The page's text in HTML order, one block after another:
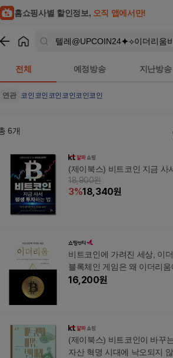
홈쇼핑사별 할인정보, 오직 앱에서만!
전체 예정방송 지난방송
연관 코인코인 코인 코인코인코인
6개
(제이북스) 비트코인 지금 사
18,900원
3%18,340원
비트코인에 가려진 세상, 이
블록체인 게임은 왜 이더리
16,200원
(제이북스) 비트코인이 바꾸
자산 혁명 시대에 낙오되지
텔레@UPCOIN24⯌⟡이더리움비트코인